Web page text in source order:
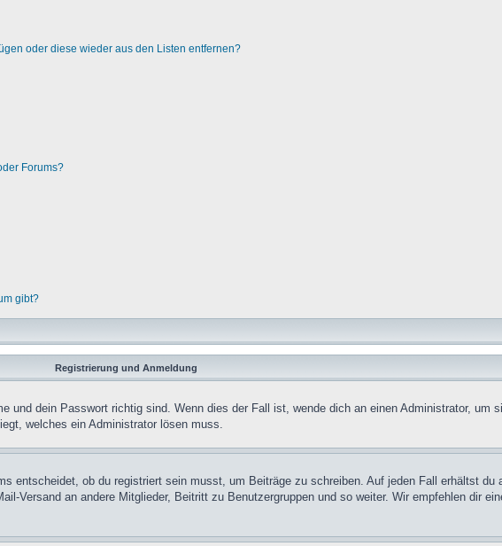
oder diese wieder aus den Listen entfernen?
Forums?
gibt?
Registrierung und Anmeldung
und dein Passwort richtig sind. Wenn dies der Fall ist, wende dich an einen Administrator, um
welches ein Administrator lösen muss.
entscheidet, ob du registriert sein musst, um Beiträge zu schreiben. Auf jeden Fall erhältst
Versand an andere Mitglieder, Beitritt zu Benutzergruppen und so weiter. Wir empfehlen dir